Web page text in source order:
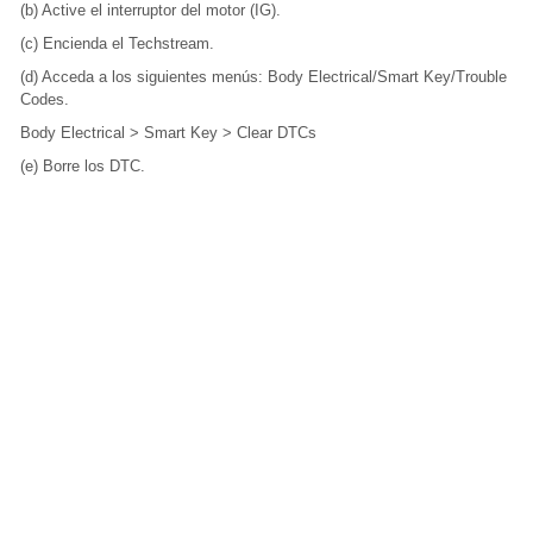
(b) Active el interruptor del motor (IG).
(c) Encienda el Techstream.
(d) Acceda a los siguientes menús: Body Electrical/Smart Key/Trouble
Codes.
Body Electrical > Smart Key > Clear DTCs
(e) Borre los DTC.